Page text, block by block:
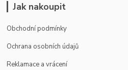
Jak nakoupit
Obchodní podmínky
Ochrana osobních údajů
Reklamace a vrácení